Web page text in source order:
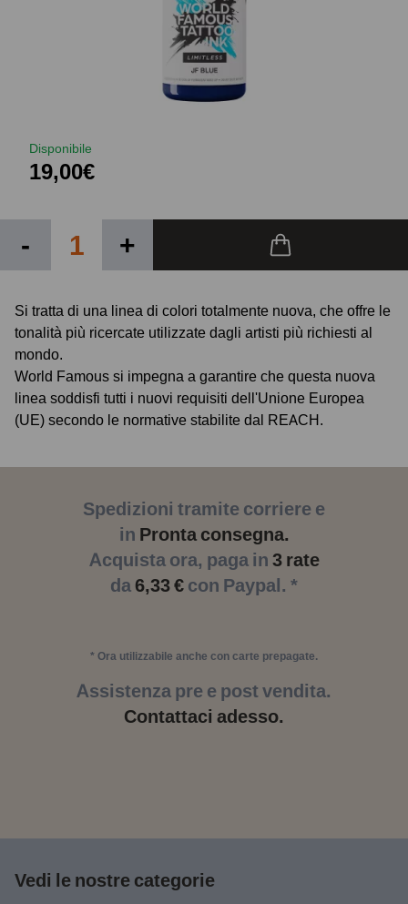
Disponibile
19,00€
- +
Si tratta di una linea di colori totalmente nuova, che offre le
tonalità più ricercate utilizzate dagli artisti più richiesti al
mondo.
World Famous si impegna a garantire che questa nuova
linea soddisfi tutti i nuovi requisiti dell'Unione Europea
(UE) secondo le normative stabilite dal REACH.
Spedizioni tramite corriere e
in Pronta consegna.
Acquista ora, paga in 3 rate
da6,33 € con Paypal. *
* Ora utilizzabile anche con carte prepagate.
Assistenza pre e post vendita.
Contattaci adesso.
Vedi le nostre categorie